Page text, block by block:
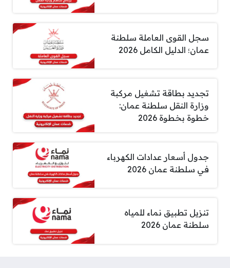
سجل القوى العاملة سلطنة
عمان؛ الدليل الكامل 2026
تجديد بطاقة تشغيل مركبة
وزارة النقل سلطنة عمان:
خطوة بخطوة 2026
جدول أسعار عدادات الكهرباء
في سلطنة عمان 2026
تنزيل تطبيق نماء للمياه
سلطنة عمان 2026